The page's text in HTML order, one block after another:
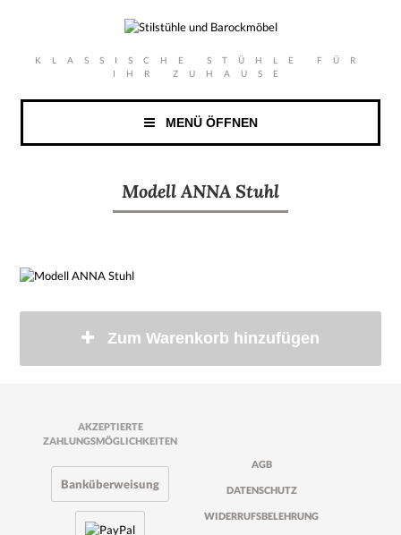
KLASSISCHE STÜHLE FÜR
IHR ZUHAUSE
MENÜ ÖFFNEN
Modell ANNA Stuhl
Zum Warenkorb hinzufügen
AKZEPTIERTE
ZAHLUNGSMÖGLICHKEITEN
Banküberweisung
AGB
DATENSCHUTZ
WIDERRUFSBELEHRUNG